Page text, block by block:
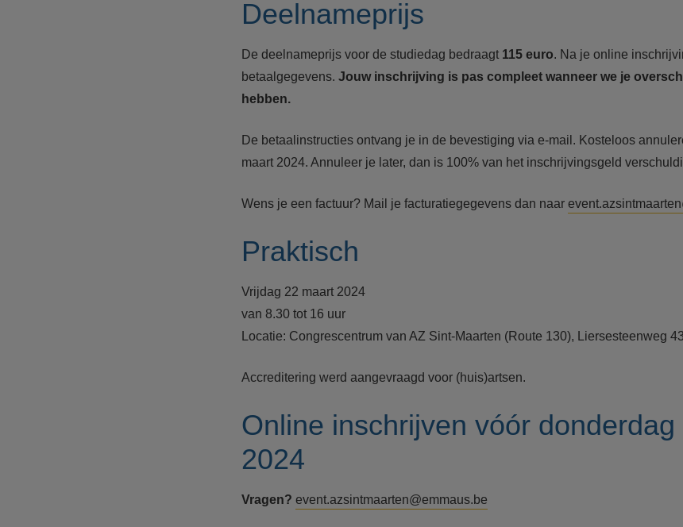
Deelnameprijs
De deelnameprijs voor de studiedag bedraagt 115 euro. Na je online
betaalgegevens. Jouw inschrijving is pas compleet wanneer we je
hebben.
De betaalinstructies ontvang je in de bevestiging via e-mail. Kosteloos
maart 2024. Annuleer je later, dan is 100% van het inschrijvingsgeld
Wens je een factuur? Mail je facturatiegegevens dan naar
Praktisch
Vrijdag 22 maart 2024
van 8.30 tot 16 uur
Locatie: Congrescentrum van AZ Sint-Maarten (Route 130), Liersesteenweg
Accreditering werd aangevraagd voor (huis)artsen.
Online inschrijven vóór
2024
Vragen? event.azsintmaarten@emmaus.be